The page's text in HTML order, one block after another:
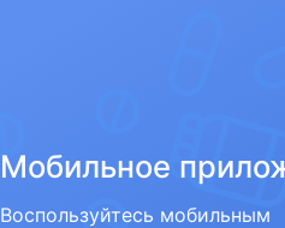
Мобильное
Воспользуйтесь мобильным